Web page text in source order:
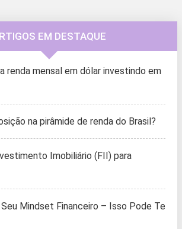
EM DESTAQUE
renda mensal em dólar investindo em
na pirâmide de renda do Brasil?
Imobiliário (FII) para
Mindset Financeiro – Isso Pode Te